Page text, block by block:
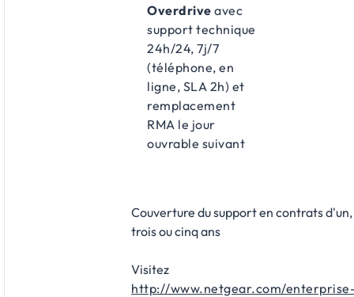
Overdrive avec
support technique
24h/24, 7j/7
(téléphone, en
ligne, SLA 2h) et
remplacement
RMA le jour
ouvrable suivant
Couverture du support en contrats d'un,
trois ou cinq ans
Visitez
http://www.netgear.com/